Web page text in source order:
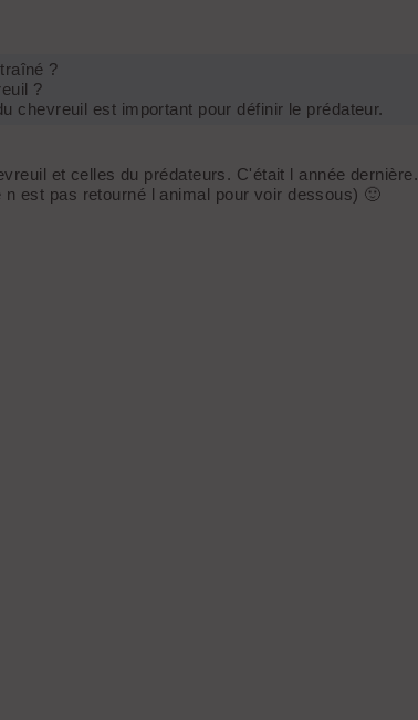
?
?
chevreuil est important pour définir le prédateur.
et celles du prédateurs. C'était l année dernière.
est pas retourné l animal pour voir dessous) 🙂